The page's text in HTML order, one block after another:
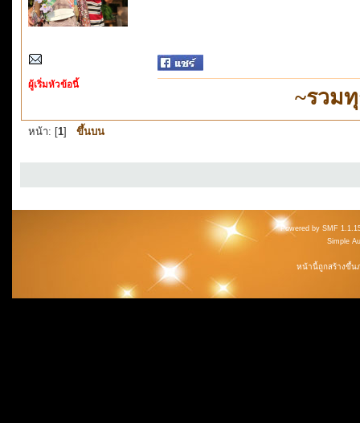
ผู้เริ่มหัวข้อนี้
~รวม
หน้า: [1] ขึ้นบน
Powered by SMF
Simple
หน้านี้ถูกสร้างขึ้น